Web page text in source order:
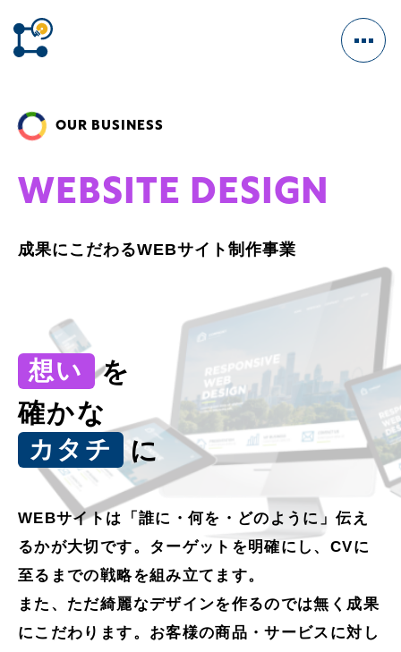
HOME
OUR BUSINESS
WEB MARKETING
WEBSITE DESIGN
INTERACTIVE VIDEO
REAL ESTATE
OUR VISION
COMPANY
NEWS
OUR BUSINESS
WEBSITE DESIGN
成果にこだわるWEBサイト制作事業
想い
を
確かな
カタチ に
WEBサイトは「誰に・何を・どのように」伝え
るかが大切です。ターゲットを明確にし、CVに
至るまでの戦略を組み立てます。
また、ただ綺麗なデザインを作るのでは無く成果
にこだわります。お客様の商品・サービスに対し